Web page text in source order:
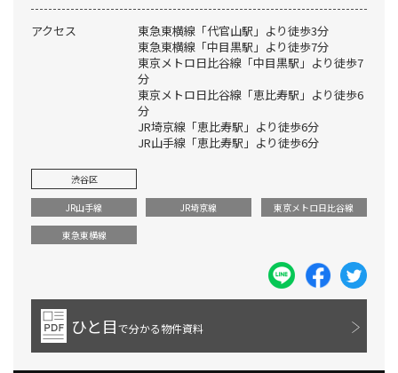
アクセス
東急東横線「代官山駅」より徒歩3分
東急東横線「中目黒駅」より徒歩7分
東京メトロ日比谷線「中目黒駅」より徒歩7
分
東京メトロ日比谷線「恵比寿駅」より徒歩6
分
JR埼京線「恵比寿駅」より徒歩6分
JR山手線「恵比寿駅」より徒歩6分
渋谷区
JR山手線 JR埼京線 東京メトロ日比谷線
東急東横線
ひと目で分かる物件資料